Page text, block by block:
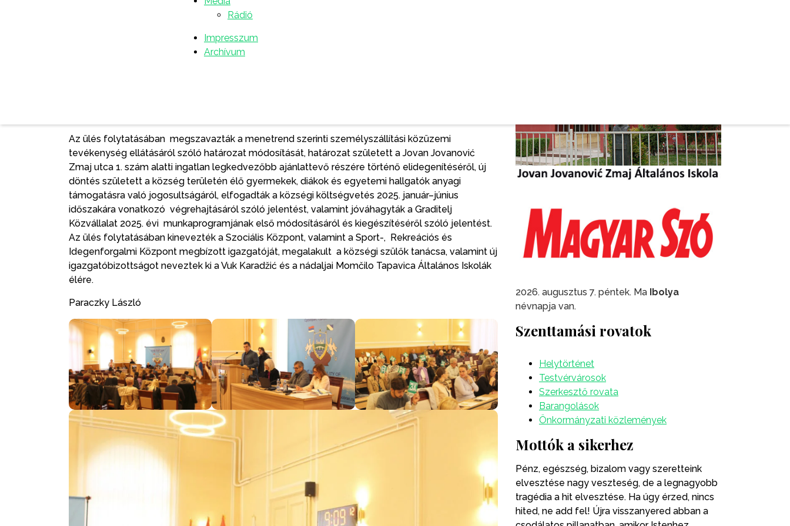
Rádió
Impresszum
Archívum
összesen négy javaslat érkezett – kettő az Októberi Díjra és kettő a Köszönőlevélre. A
beérkezett javaslatokat a bizottság megvizsgálta, a javaslatokat pedig a képviselő-testület elé
terjesztette elfogadásra. Ezek alapján az idén két Októberi Díj kerül kiosztásra: az egyiket Füstös
Illés, a Vajdasági Népek és Nemzetiségek Hagyományápoló Klub tiszteletbeli elnöke, a másikat
pedig Ljubomir Panković, a Népfelszabadító Háború Harcosok Egyesületeinek Szövetsége
Az ülés folytatásában megszavazták a menetrend szerinti személyszállítási közüzemi
tevékenység ellátásáról szóló határozat módosítását, határozat született a Jovan Jovanović
Zmaj utca 1. szám alatti ingatlan legkedvezőbb ajánlattevő részére történő elidegenítéséről, új
döntés született a község területén élő gyermekek, diákok és egyetemi hallgatók anyagi
támogatásra való jogosultságáról, elfogadták a községi költségvetés 2025. január–június
időszakára vonatkozó végrehajtásáról szóló jelentést, valamint jóváhagyták a Graditelj
Közvállalat 2025. évi munkaprogramjának első módosításáról és kiegészítéséről szóló jelentést.
Az ülés folytatásában kinevezték a Szociális Központ, valamint a Sport-, Rekreációs és
Idegenforgalmi Központ megbízott igazgatóját, megalakult a községi szülők tanácsa, valamint új
igazgatóbizottságot neveztek ki a Vuk Karadžić és a nádaljai Momčilo Tapavica Általános Iskolák
élére.
Paraczky László
2026. augusztus 7. péntek. Ma Ibolya
névnapja van.
Szenttamási rovatok
Helytörténet
Testvérvárosok
Szerkesztő rovata
Barangolások
Önkormányzati közlemények
Mottók a sikerhez
Pénz, egészség, bizalom vagy szeretteink
elvesztése nagy veszteség, de a legnagyobb
tragédia a hit elvesztése. Ha úgy érzed, nincs
hited, ne add fel! Újra visszanyered abban a